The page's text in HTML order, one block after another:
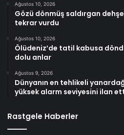
Ağustos 10, 2026
Gözü dönmüş saldırgan
tekrar vurdu
Ağustos 10, 2026
Ölüdeniz’de tatil kabusa
dolu anlar
Ağustos 9, 2026
Dünyanın en tehlikeli
yüksek alarm seviyesini ilan
Rastgele Haberler